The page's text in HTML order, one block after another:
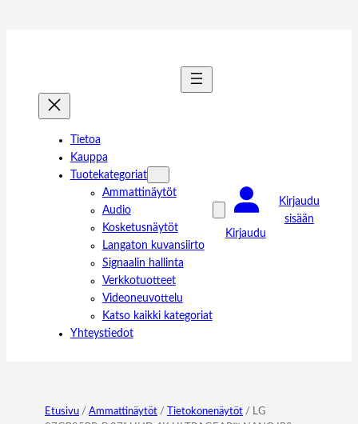
Tietoa
Kauppa
Tuotekategoriat
Ammattinäytöt
Audio
Kosketusnäytöt
Langaton kuvansiirto
Signaalin hallinta
Verkkotuotteet
Videoneuvottelu
Katso kaikki kategoriat
Yhteystiedot
Kirjaudu
Kirjaudu
sisään
Etusivu / Ammattinäytöt / Tietokonenäytöt / LG